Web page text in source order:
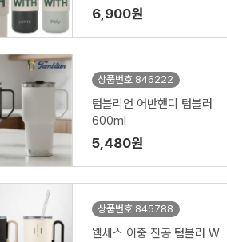
6,900원
상품번호 846222
텀블리언 어반핸디 텀블러
600ml
5,480원
상품번호 845788
웰세스 이중 진공 텀블러 W